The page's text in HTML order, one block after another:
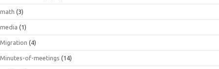
math (3)
media (1)
Migration (4)
Minutes-of-meetings (14)